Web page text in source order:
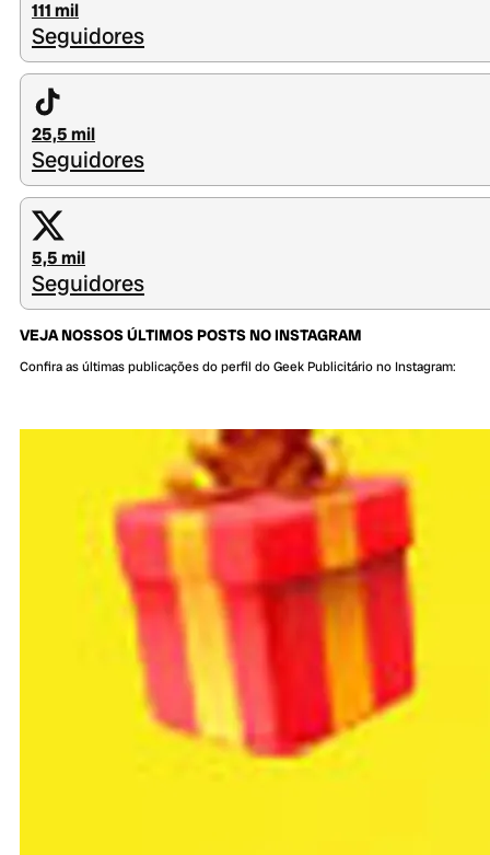
111 mil
Seguidores
25,5 mil
Seguidores
5,5 mil
Seguidores
VEJA NOSSOS ÚLTIMOS POSTS NO INSTAGRAM
Confira as últimas publicações do perfil do Geek Publicitário no Instagram: